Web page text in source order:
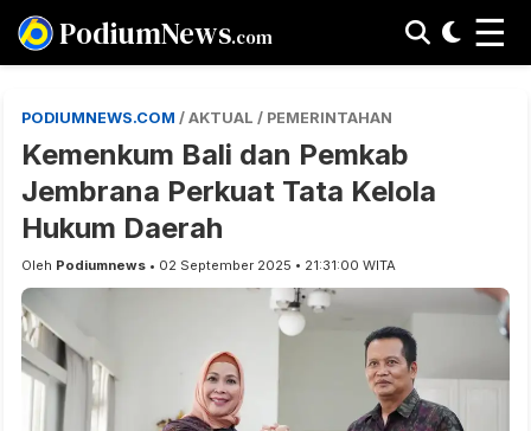
PodiumNews.com ☰
PODIUMNEWS.COM / AKTUAL / PEMERINTAHAN
Kemenkum Bali dan Pemkab
Jembrana Perkuat Tata Kelola
Hukum Daerah
Oleh Podiumnews • 02 September 2025 • 21:31:00 WITA